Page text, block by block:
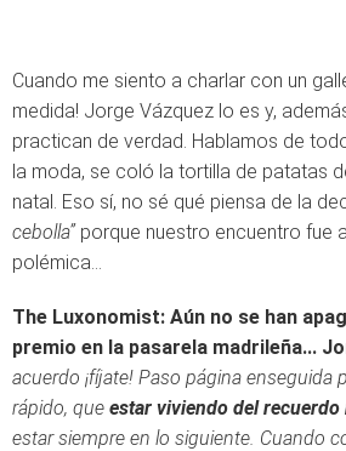
Cuando me siento a charlar con un
medida! Jorge Vázquez lo es y,
practican de verdad. Hablamos de
la moda, se coló la tortilla de patatas
natal. Eso sí, no sé qué piensa de la
cebolla”porque nuestro encuentro fue
polémica…
The Luxonomist: Aún no se han
premio en la pasarela madrileña...
acuerdo ¡fíjate! Paso página enseguida
rápido, que estar viviendo del recuerdo
estar siempre en lo siguiente. Cuando